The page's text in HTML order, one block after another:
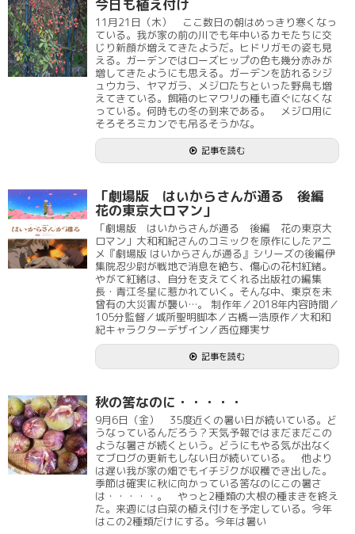
今日も植え付け
11月21日（木） ここ数日の朝はめっきり寒くなっ
ている。我が家の前の川でも年中いるカモたちに交
じり新顔が増えてきたようだ。ヒドリガモの姿も見
える。ガーデンではローズヒップの色も幾分赤みが
増してきたようにも思える。ガーデンを訪れるシジ
ュウカラ、ヤマガラ、メジロたちといった野鳥も増
えてきている。餌箱のヒマワリの種も直ぐになくな
っている。何時もの冬の到来である。 メジロ用に
そろそろミカンでも吊るそうかな。
記事を読む
「劇場版 はいからさんが通る 後編
花の東京大ロマン」
「劇場版 はいからさんが通る 後編 花の東京大
ロマン」大和和紀さんのコミックを原作にしたアニ
メ『劇場版 はいからさんが通る』シリーズの後編伊
集院忍少尉が戦地で消息を絶ち、傷心の花村紅緒。
やがて紅緒は、自分を支えてくれる出版社の編集
長・青江冬星に惹かれていく。そんな中、東京を未
曾有の大災害が襲い…。 制作年／2018年内容時間／
105分監督／城所聖明脚本／古橋一浩原作／大和和
紀キャラクターデザイン／西位輝実サ
記事を読む
秋の筈なのに・・・・・
9月6日（金） 35度近くの暑い日が続いている。ど
うなっているんだろう？天気予報ではまだまだこの
ような暑さが続くという。どうにもやる気が出なく
てブログの更新もしない日が続いている。 他より
は遅い我が家の畑でもイチジクが収穫でき出した。
季節は確実に秋に向かっている筈なのにこの暑さ
は・・・・・。 やっと2種類の大根の種まきを終え
た。来週には白菜の植え付けを予定している。今年
はこの2種類だけにする。今年は暑い